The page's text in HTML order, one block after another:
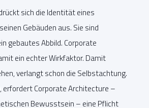
sich die Identität eines
Gebäuden aus. Sie sind
gebautes Abbild. Corporate
ein echter Wirkfaktor. Damit
verlangt schon die Selbstachtung.
erfordert Corporate Architecture –
Bewusstsein – eine Pflicht